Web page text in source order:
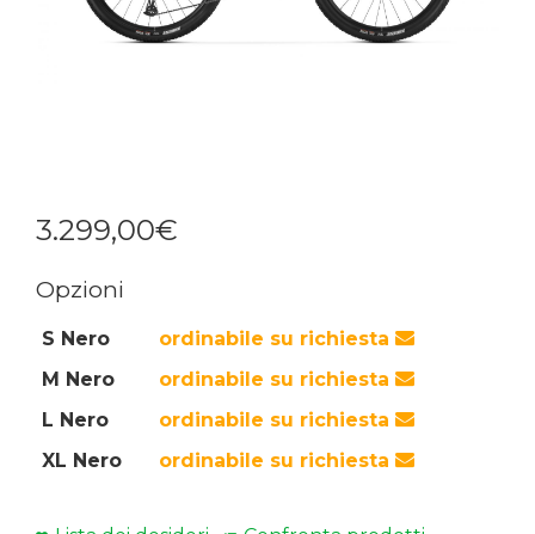
3.299,00€
Opzioni
S Nero
ordinabile su richiesta
M Nero
ordinabile su richiesta
L Nero
ordinabile su richiesta
XL Nero
ordinabile su richiesta